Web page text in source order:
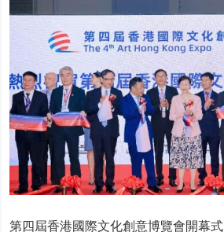
第四屆香港國際文化創意博覽會開幕式